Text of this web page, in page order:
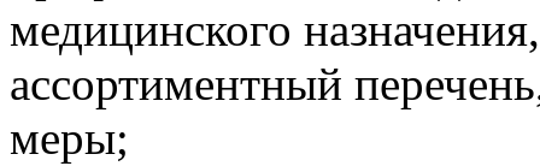
медицинского
ассортиментный
меры;